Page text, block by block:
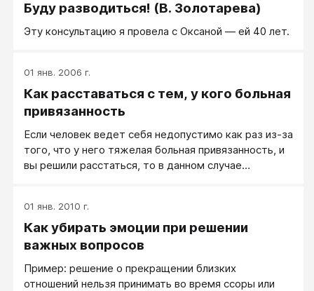
Буду разводиться! (В. Золотарева)
Эту консультацию я провела с Оксаной — ей 40 лет.
01 янв. 2006 г.
Как расставаться с тем, у кого больная
привязанность
Если человек ведет себя недопустимо как раз из-за
того, что у него тяжелая больная привязанность, и
вы решили расстаться, то в данном случае
Категорически. Человек в таком состоянии в таком
же статусе, что и человек в сильном алкогольном
опьянении.
01 янв. 2010 г.
Как убирать эмоции при решении
важных вопросов
Пример: решение о прекращении близких
отношений нельзя принимать во время ссоры или